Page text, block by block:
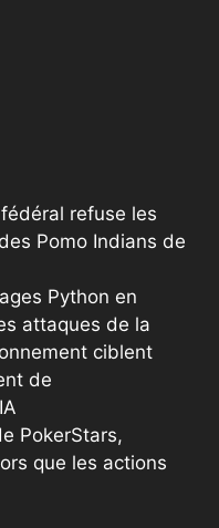
refuse les
Pomo Indians de
Python en
attaques de la
ciblent
de
PokerStars,
que les actions